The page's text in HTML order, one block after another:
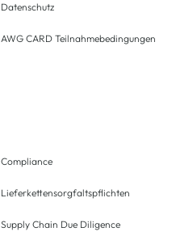
Datenschutz
AWG CARD Teilnahmebedingungen
Compliance
Lieferkettensorgfaltspflichten
Supply Chain Due Diligence